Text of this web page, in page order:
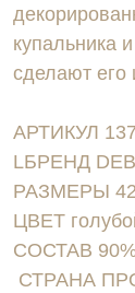
купальника
сделают
АРТИКУЛ
LБРЕНД
РАЗМЕРЫ
ЦВЕТ
СОСТАВ
СТРАНА